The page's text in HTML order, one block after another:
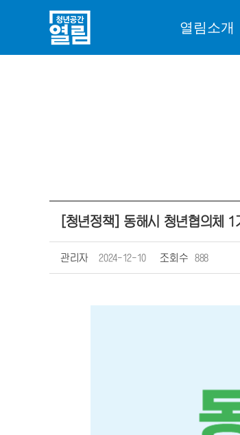
열림소개
[청년정책] 동해시 청년협의체
관리자 2024-12-10 조회수 888